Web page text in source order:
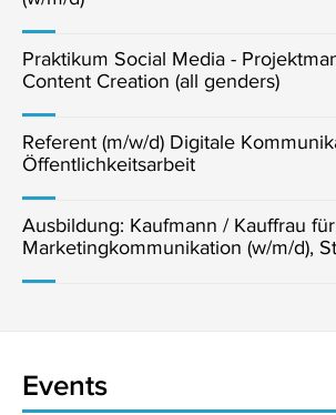
Praktikum Social Media -
Content Creation (all genders)
Referent (m/w/d) Digitale
Öffentlichkeitsarbeit
Ausbildung: Kaufmann / Kauffrau für
Marketingkommunikation (w/m/d),
Events